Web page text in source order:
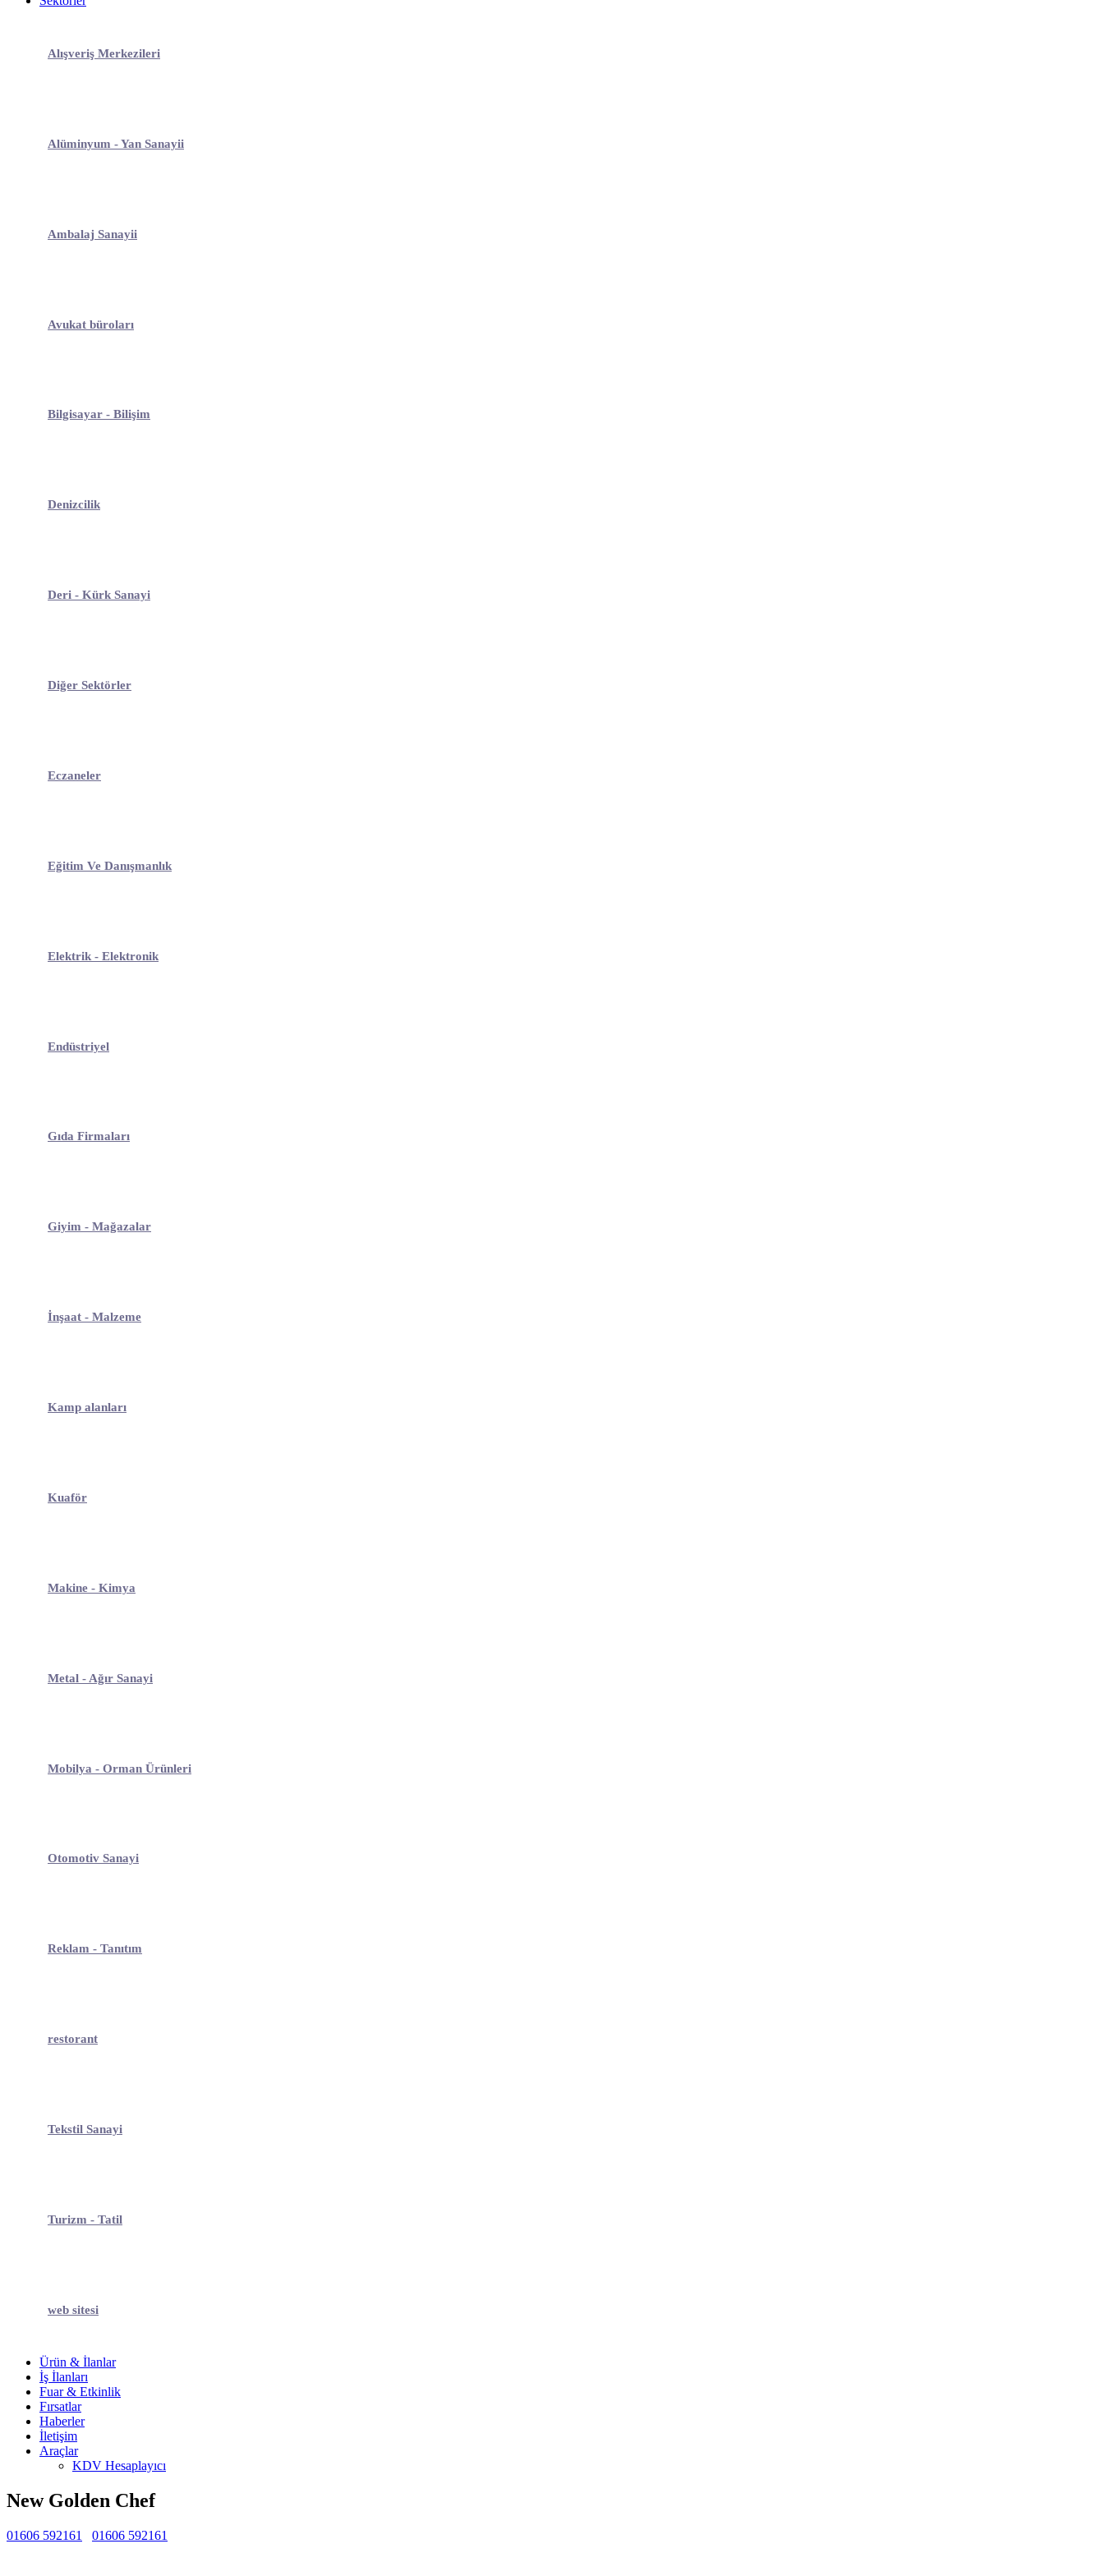
Alışveriş Merkezileri
Alüminyum - Yan Sanayii
Ambalaj Sanayii
Avukat büroları
Bilgisayar - Bilişim
Denizcilik
Deri - Kürk Sanayi
Diğer Sektörler
Eczaneler
Eğitim Ve Danışmanlık
Elektrik - Elektronik
Endüstriyel
Gıda Firmaları
Giyim - Mağazalar
İnşaat - Malzeme
Kamp alanları
Kuaför
Makine - Kimya
Metal - Ağır Sanayi
Mobilya - Orman Ürünleri
Otomotiv Sanayi
Reklam - Tanıtım
restorant
Tekstil Sanayi
Turizm - Tatil
web sitesi
Ürün & İlanlar
İş İlanları
Fuar & Etkinlik
Fırsatlar
Haberler
İletişim
Araçlar
KDV Hesaplayıcı
New Golden Chef
01606 592161 01606 592161